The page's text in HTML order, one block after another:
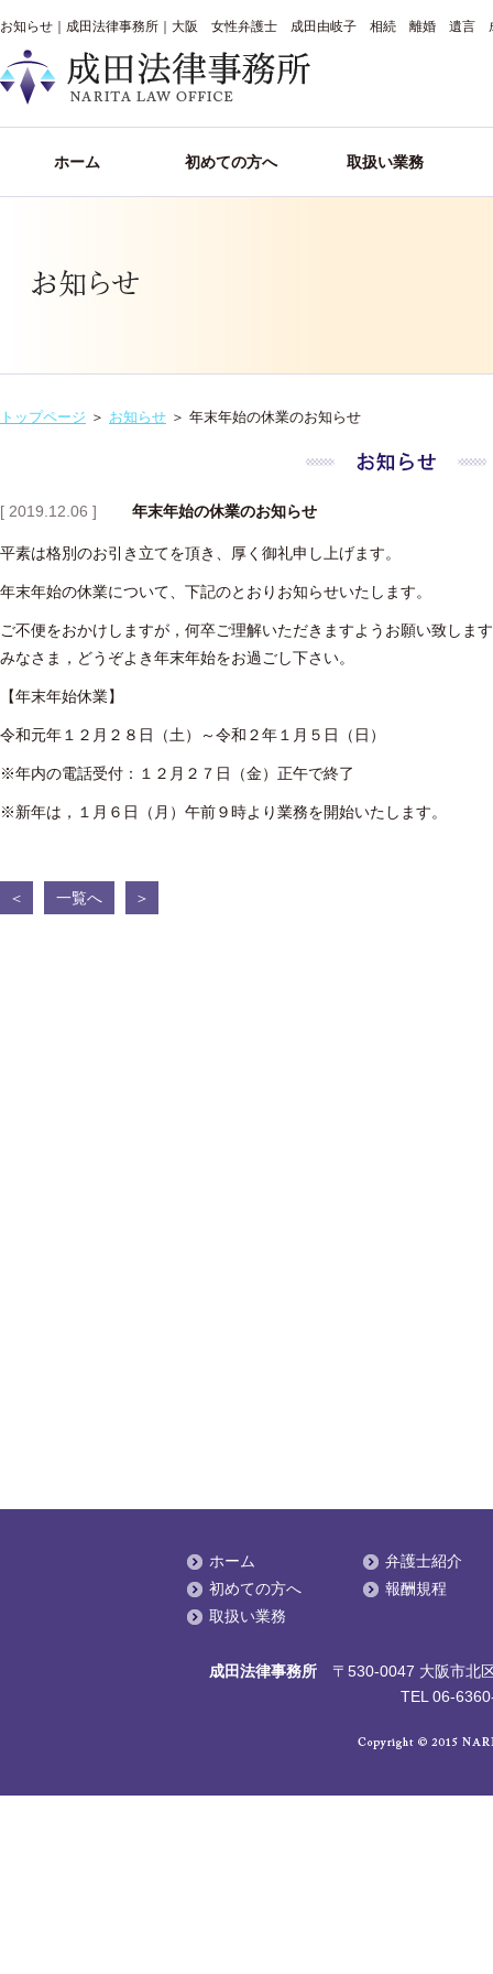
お知らせ｜成田法律事務所｜大阪 女性弁護士 成田由岐子 相続 離婚 遺言 成
ホーム 初めての方へ 取扱い業務
トップページ ＞ お知らせ ＞ 年末年始の休業のお知らせ
[ 2019.12.06 ] 年末年始の休業のお知らせ
平素は格別のお引き立てを頂き、厚く御礼申し上げます。
年末年始の休業について、下記のとおりお知らせいたします。
ご不便をおかけしますが，何卒ご理解いただきますようお願い致しま
みなさま，どうぞよき年末年始をお過ごし下さい。
【年末年始休業】
令和元年１２月２８日（土）～令和２年１月５日（日）
※年内の電話受付：１２月２７日（金）正午で終了
※新年は，１月６日（月）午前９時より業務を開始いたします。
＜ 一覧へ ＞
ホーム
初めての方へ
取扱い業務
弁護士紹介
報酬規程
成田法律事務所〒530-0047 大阪市北区
TEL 06-